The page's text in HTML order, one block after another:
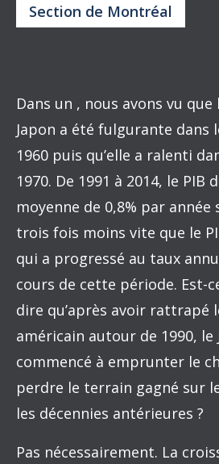
Section de Montréal
Dans un , nous avons vu que
Japon a été fulgurante dans
1960 puis qu’elle a ralenti
1970. De 1991 à 2014, le PIB
moyenne de 0,8% par année
trois fois moins vite que le
qui a progressé au taux
cours de cette période. Est-
dire qu’après avoir rattrapé
américain autour de 1990, le
commencé à emprunter le
perdre le terrain gagné sur
les décennies antérieures ?
Pas nécessairement. La